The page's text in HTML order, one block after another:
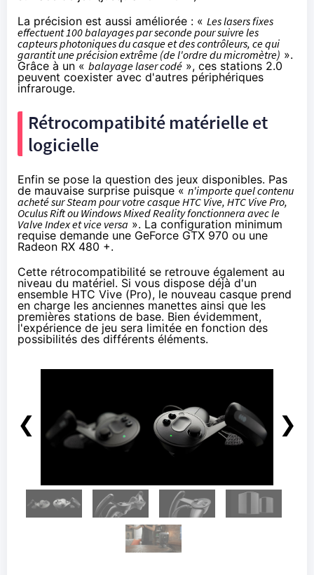
La précision est aussi améliorée : « Les lasers fixes
effectuent 100 balayages par seconde pour suivre les
capteurs photoniques du casque et des contrôleurs, ce qui
garantit une précision extrême (de l'ordre du micromètre) ».
Grâce à un « balayage laser codé », ces stations 2.0
peuvent coexister avec d'autres périphériques
infrarouge.
Rétrocompatibité matérielle et
logicielle
Enfin se pose la question des jeux disponibles. Pas
de mauvaise surprise puisque « n'importe quel contenu
acheté sur Steam pour votre casque HTC Vive, HTC Vive Pro,
Oculus Rift ou Windows Mixed Reality fonctionnera avec le
Valve Index et vice versa ». La configuration minimum
requise demande une GeForce GTX 970 ou une
Radeon RX 480 +.
Cette rétrocompatibilité se retrouve également au
niveau du matériel. Si vous dispose déjà d'un
ensemble HTC Vive (Pro), le nouveau casque prend
en charge les anciennes manettes ainsi que les
premières stations de base. Bien évidemment,
l'expérience de jeu sera limitée en fonction des
possibilités des différents éléments.
❮ ❯